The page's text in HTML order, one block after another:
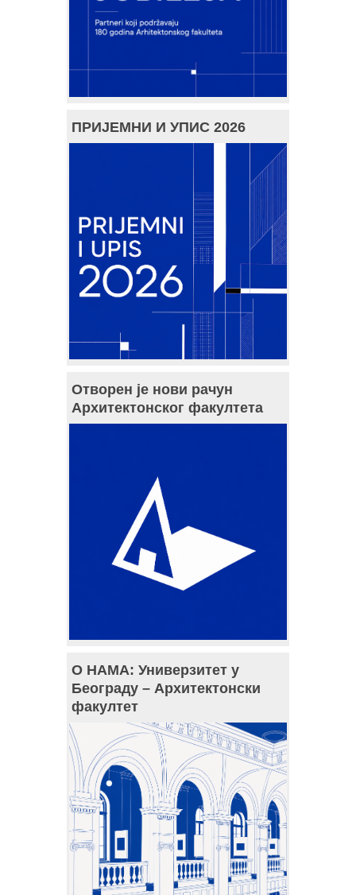
ПРИЈЕМНИ И УПИС 2026
Отворен је нови рачун
Архитектонског факултета
О НАМА: Универзитет у
Београду – Архитектонски
факултет